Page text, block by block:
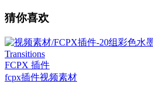
猜你喜欢
FCPX 插件
fcpx插件视频素材